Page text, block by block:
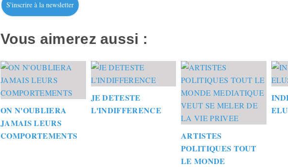
S'inscrire à la newsletter
Vous aimerez aussi :
ON N'OUBLIERA
JAMAIS LEURS
COMPORTEMENTS
JE DETESTE
L'INDIFFERENCE
ARTISTES
POLITIQUES TOUT
LE MONDE